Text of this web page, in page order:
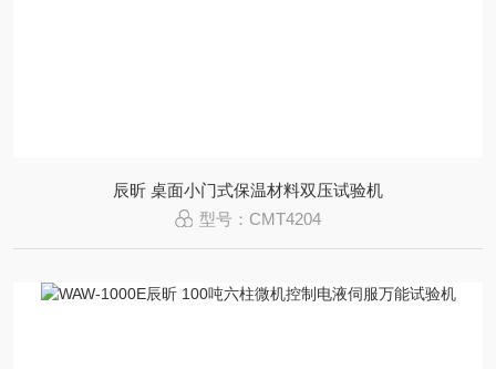
辰昕 桌面小门式保温材料双压试验机
型号：CMT4204